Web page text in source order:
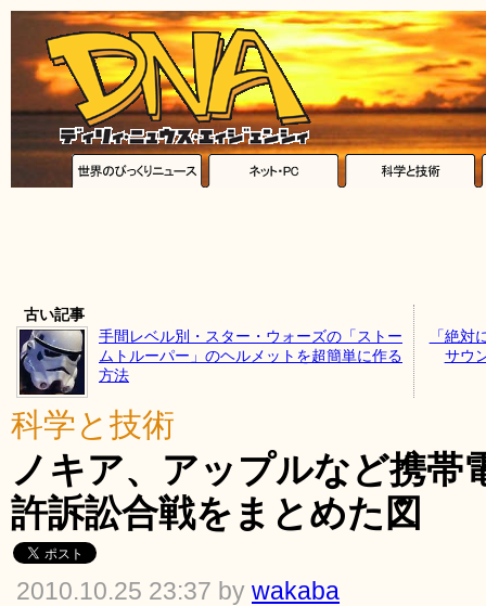
古い記事
手間レベル別・スター・ウォーズの「ストー
ムトルーパー」のヘルメットを超簡単に作る
方法
「絶対
サウ
科学と技術
ノキア、アップルなど携帯
許訴訟合戦をまとめた図
2010.10.25 23:37 by wakaba